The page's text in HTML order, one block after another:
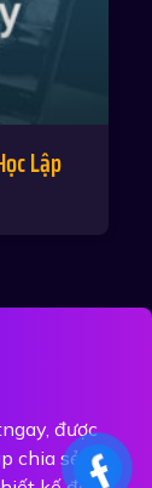
Lập
được
chia sẻ tệp